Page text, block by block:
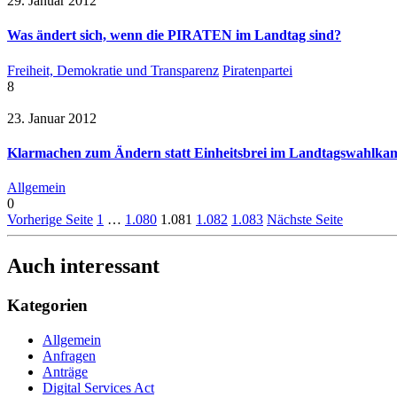
Was ändert sich, wenn die PIRATEN im Landtag sind?
Freiheit, Demokratie und Transparenz Piratenpartei
8
23. Januar 2012
Klarmachen zum Ändern statt Einheitsbrei im
Allgemein
0
Vorherige Seite 1 … 1.080 1.081 1.082 1.083 Nächste Seite
Auch interessant
Kategorien
Allgemein
Anfragen
Anträge
Digital Services Act